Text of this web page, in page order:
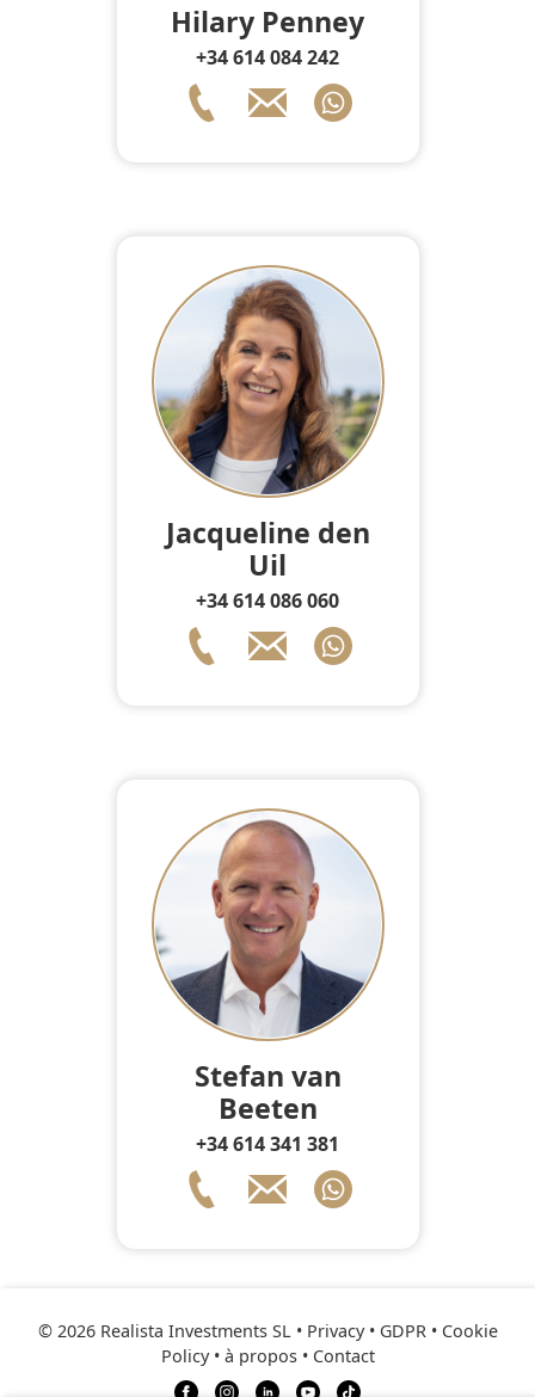
Hilary Penney
+34 614 084 242
Jacqueline den
Uil
+34 614 086 060
Stefan van
Beeten
+34 614 341 381
© 2026 Realista Investments SL • Privacy • GDPR • Cookie
Policy• à propos• Contact